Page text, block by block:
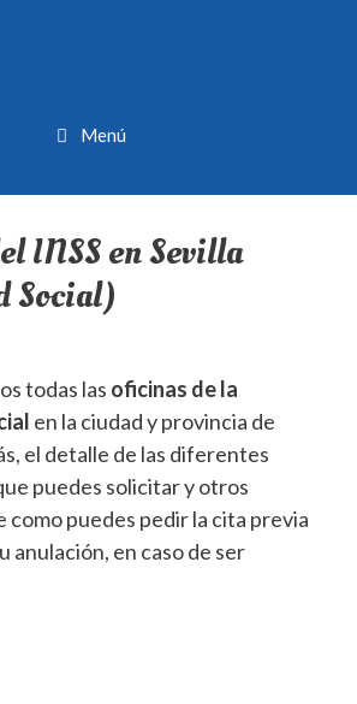
Menú
INSS en Sevilla
Social)
todas las oficinas de la
en la ciudad y provincia de
el detalle de las diferentes
puedes solicitar y otros
como puedes pedir la cita previa
anulación, en caso de ser